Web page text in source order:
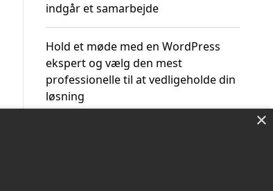
indgår et samarbejde
Hold et møde med en WordPress
ekspert og vælg den mest
professionelle til at vedligeholde din
løsning
×